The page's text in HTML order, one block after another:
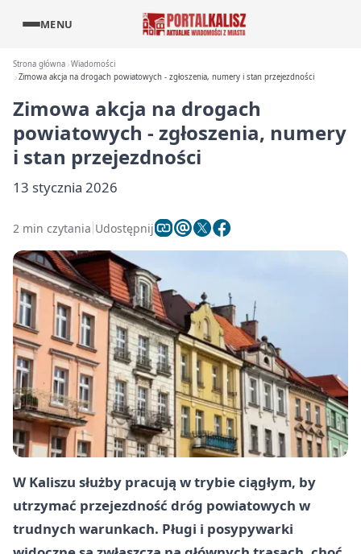
MENU
Strona główna Wiadomości
Zimowa akcja na drogach powiatowych - zgłoszenia, numery i stan przejezdności
Zimowa akcja na drogach
powiatowych - zgłoszenia, numery
i stan przejezdności
13 stycznia 2026
2 min czytania Udostępnij
W Kaliszu służby pracują w trybie ciągłym, by
utrzymać przejezdność dróg powiatowych w
trudnych warunkach. Pługi i posypywarki